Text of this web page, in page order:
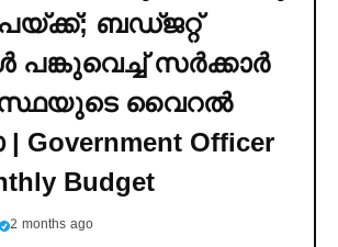
ബഡ്ജറ്റ്
പങ്കുവെച്ച്‌ സര്‍ക്കാര്‍
വൈറല്‍
Government Officer
Budget
2 months ago